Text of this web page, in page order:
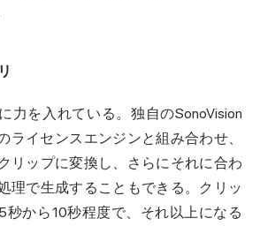
力を入れている。独自のSonoVision
ライセンスエンジンと組み合わせ、
リップに変換し、さらにそれに合わ
理で生成することもできる。クリッ
秒から10秒程度で、それ以上になる